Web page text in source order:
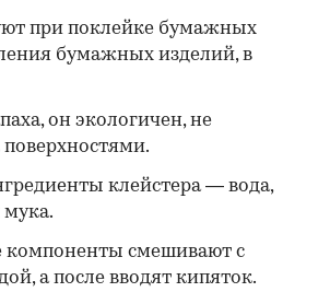
при поклейке бумажных
бумажных изделий, в
он экологичен, не
поверхностями.
клейстера — вода,
компоненты смешивают с
а после вводят кипяток.